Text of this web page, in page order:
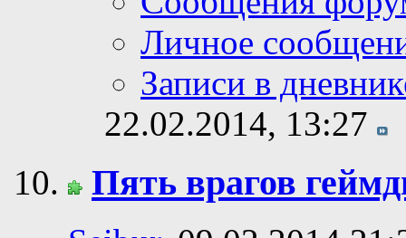
Личное
Записи в
22.02.2014, 13:27
Пять врагов